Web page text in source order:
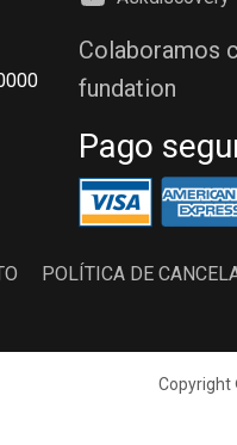
Colaboramos
fundation
Pago
POLÍTICA DE
Copyright